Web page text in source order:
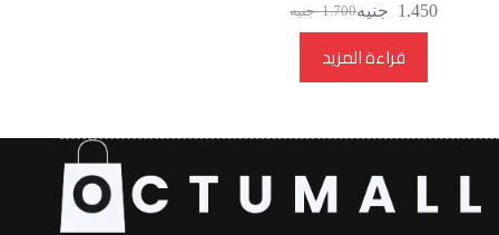
1.700 جنيه السعر
هو:
1.700
1.450 جنيهالسعر
هو:
1.450
قراءة المزيد